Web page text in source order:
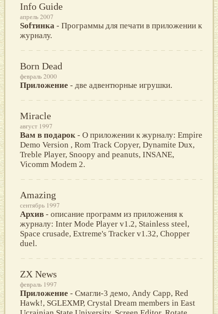
Info Guide
апрель 2007
Sofтинка - Программы для печати в приложении к
журналу.
Born Dead
февраль 2000
Приложение - две адвентюрные игрушки.
Miracle
август 1997
Вам в подарок - О приложении к журналу: Empire
Demo Version , Rom Track Copyer, Dynamite Dux,
Treble Player, Snoopy and peanuts, INSANE,
Vicomm Modem 2.
Amazing
сентябрь 1997
Архив - описание программ из приложения к
журналу: Inter Mode Player v1.2, Stainless steel,
Space crusade, Extreme's Tracker v1.32, Chopper
duel.
ZX News
февраль 1997
Приложение - Смагли-3 демо, Andy Capp, Red
Hawk!, SGLEXMP, Crystal Dream members in East